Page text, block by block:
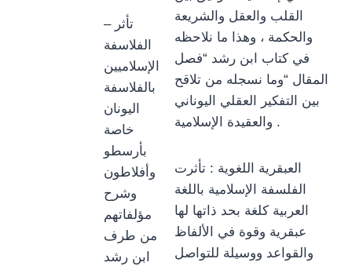
– تأثر
الفلاسفة
الإسلاميين
بالفلاسفة
اليونان
خاصة
بأرسطو
وأفلاطون
وشرح
مؤلفاتهم
من طرف
ابن رشد
القلب والعقل والشريعة
والحكمة ، وهذا ما نلاحظه
في كتاب ابن رشد “فصل
المقال “وما نسجله من تلاقح
بين التفكير العقلي اليوناني
والعقيدة الإسلامية .
العبقرية اللغوية : تأثرت
الفلسفة الإسلامية باللغة
العربية كلغة بحد ذاتها لها
عبقرية وقوة في الألفاظ
والقواعد ووسيلة للتواصل